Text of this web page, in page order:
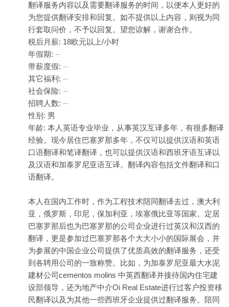
翻译服务内容以及需要翻译服务的时间，以便本人更好的
为您提供翻译安排和回复。如不提供以上内容，则视为同
行套取问价，不予以回复。望您谅解，谢谢合作。
税后月薪: 18欧元以上/小时
年假期: --
带薪度假: --
其它福利: --
社会保险: --
招聘人数: --
性别: 男
年龄: 本人英语专业毕业，从事英汉互译多年，有很多翻译
经验。现今居住巴塞罗那多年，不仅可以提供汉语和英语
口语翻译和笔译翻译，也可以提供汉语和西班牙语互译以
及汉语和加泰罗尼亚语互译。翻译内容包括文件翻译和口
语翻译。
本人在国内工作时，作为工程技术陪同翻译去过，澳大利
亚，俄罗斯，印尼，保加利亚，埃塞俄比亚等国家。定居
巴塞罗那后也为巴塞罗那的公司企业进行过英汉和汉西的
翻译，更是参加过巴塞罗那各个大大小小的国际展会，并
为参展的中国企业公司提供了优质高效的翻译服务，还受
到各聘用公司的一致称赞。比如，为加泰罗尼亚最大水泥
建材公司cementos molins 中英西翻译并接待国内住宅建
设部领导，还为地产中介Oi Real Estate进行过客户投资移
民翻译以及为其他一些西班牙企业提供过翻译服务。陪同